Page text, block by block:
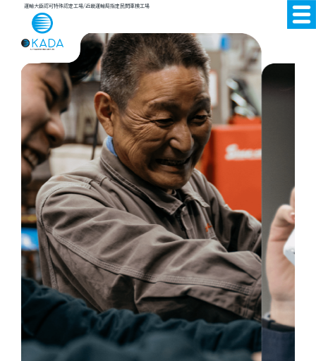
運輸大臣認可特殊認定工場/近畿運輸局指定民間車検工場